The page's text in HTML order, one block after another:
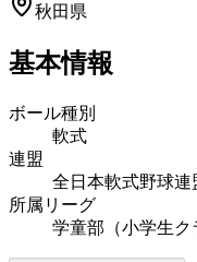
秋田県
基本情報
ボール種別
軟式
連盟
全日本軟式野球連
所属リーグ
学童部（小学生ク